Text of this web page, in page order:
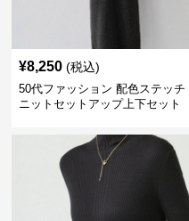
¥8,250 (税込)
50代ファッション 配色ステッチ
ニットセットアップ上下セット